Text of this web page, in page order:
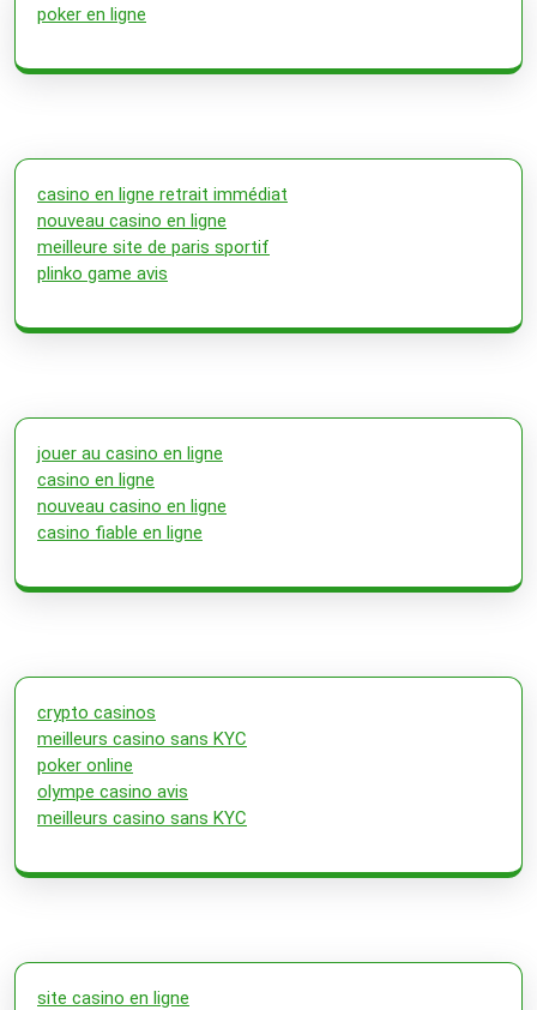
poker en ligne
casino en ligne retrait immédiat
nouveau casino en ligne
meilleure site de paris sportif
plinko game avis
jouer au casino en ligne
casino en ligne
nouveau casino en ligne
casino fiable en ligne
crypto casinos
meilleurs casino sans KYC
poker online
olympe casino avis
meilleurs casino sans KYC
site casino en ligne